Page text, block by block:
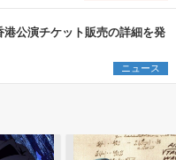
公演チケット販売の詳細を発
ニュース